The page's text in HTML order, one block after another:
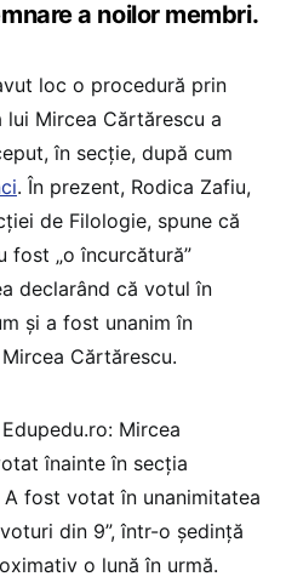
a noilor membri.
loc o procedură prin
Mircea Cărtărescu a
în secție, după cum
. În prezent, Rodica Zafiu,
de Filologie, spune că
fost „o încurcătură”
declarând că votul în
și a fost unanim în
Cărtărescu.
Mircea
înainte în secția
fost votat în unanimitatea
din 9”, într-o ședință
o lună în urmă.